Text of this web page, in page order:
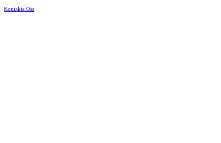
Kontakta Oss